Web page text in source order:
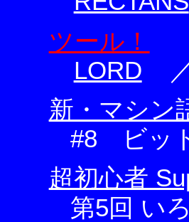
ツール！
LORD
新・マシン
#8 ビット
超初心者
第5回 いろ